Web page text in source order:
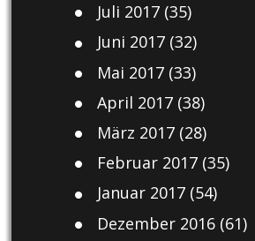
Juli 2017(35)
Juni 2017(32)
Mai 2017(33)
April 2017(38)
März 2017(28)
Februar 2017(35)
Januar 2017(54)
Dezember 2016(61)